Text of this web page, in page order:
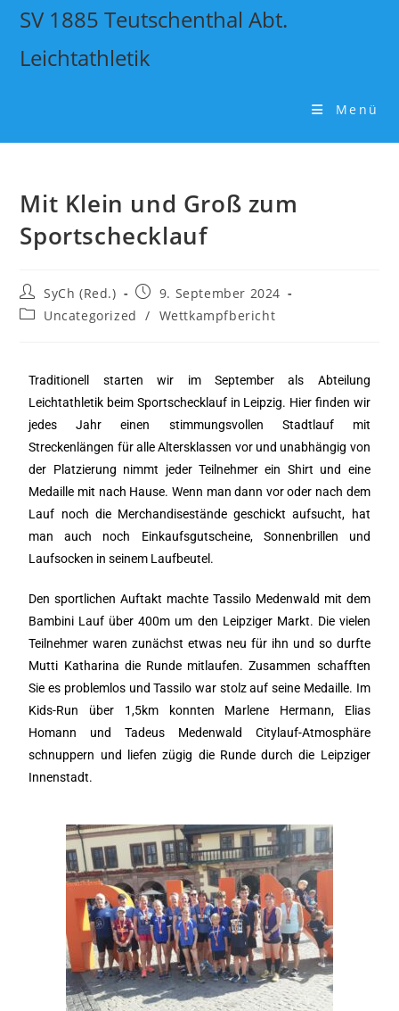
SV 1885 Teutschenthal Abt.
Leichtathletik
Menü
Mit Klein und Groß zum
Sportschecklauf
SyCh (Red.)
9. September 2024
Uncategorized
/ Wettkampfbericht
Traditionell starten wir im September als Abteilung
Leichtathletik beim Sportschecklauf in Leipzig. Hier finden wir
jedes Jahr einen stimmungsvollen Stadtlauf mit
Streckenlängen für alle Altersklassen vor und unabhängig von
der Platzierung nimmt jeder Teilnehmer ein Shirt und eine
Medaille mit nach Hause. Wenn man dann vor oder nach dem
Lauf noch die Merchandisestände geschickt aufsucht, hat
man auch noch Einkaufsgutscheine, Sonnenbrillen und
Laufsocken in seinem Laufbeutel.
Den sportlichen Auftakt machte Tassilo Medenwald mit dem
Bambini Lauf über 400m um den Leipziger Markt. Die vielen
Teilnehmer waren zunächst etwas neu für ihn und so durfte
Mutti Katharina die Runde mitlaufen. Zusammen schafften
Sie es problemlos und Tassilo war stolz auf seine Medaille. Im
Kids-Run über 1,5km konnten Marlene Hermann, Elias
Homann und Tadeus Medenwald Citylauf-Atmosphäre
schnuppern und liefen zügig die Runde durch die Leipziger
Innenstadt.